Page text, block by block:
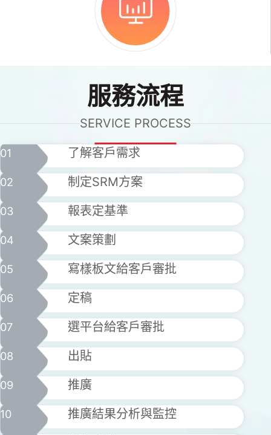
服務流程
SERVICE PROCESS
01 了解客戶需求
02 制定SRM方案
03 報表定基準
04 文案策劃
05 寫樣板文給客戶審批
06 定稿
07 選平台給客戶審批
08 出貼
09 推廣
10 推廣結果分析與監控